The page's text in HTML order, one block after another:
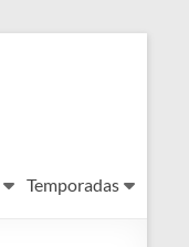
Temporadas